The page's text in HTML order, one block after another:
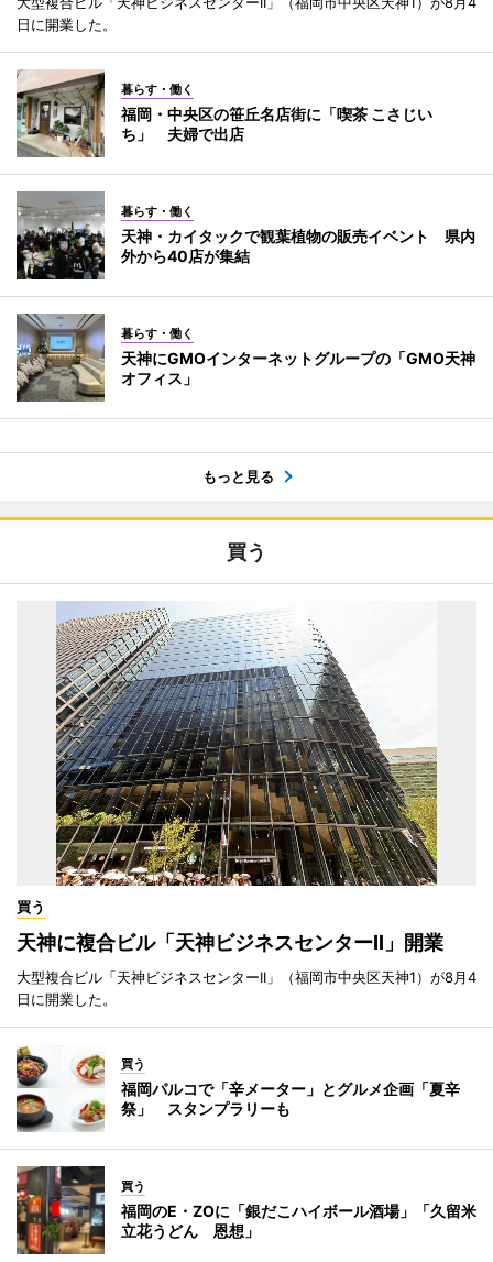
日に開業した。
暮らす・働く
福岡・中央区の笹丘名店街に「喫茶 こさじい
ち」 夫婦で出店
暮らす・働く
天神・カイタックで観葉植物の販売イベント 県内
外から40店が集結
暮らす・働く
天神にGMOインターネットグループの「GMO天神
オフィス」
もっと見る
買う
買う
天神に複合ビル「天神ビジネスセンターII」開業
大型複合ビル「天神ビジネスセンターII」（福岡市中央区天神1）が8月4
日に開業した。
買う
福岡パルコで「辛メーター」とグルメ企画「夏辛
祭」 スタンプラリーも
買う
福岡のE・ZOに「銀だこハイボール酒場」「久留米
立花うどん 恩想」